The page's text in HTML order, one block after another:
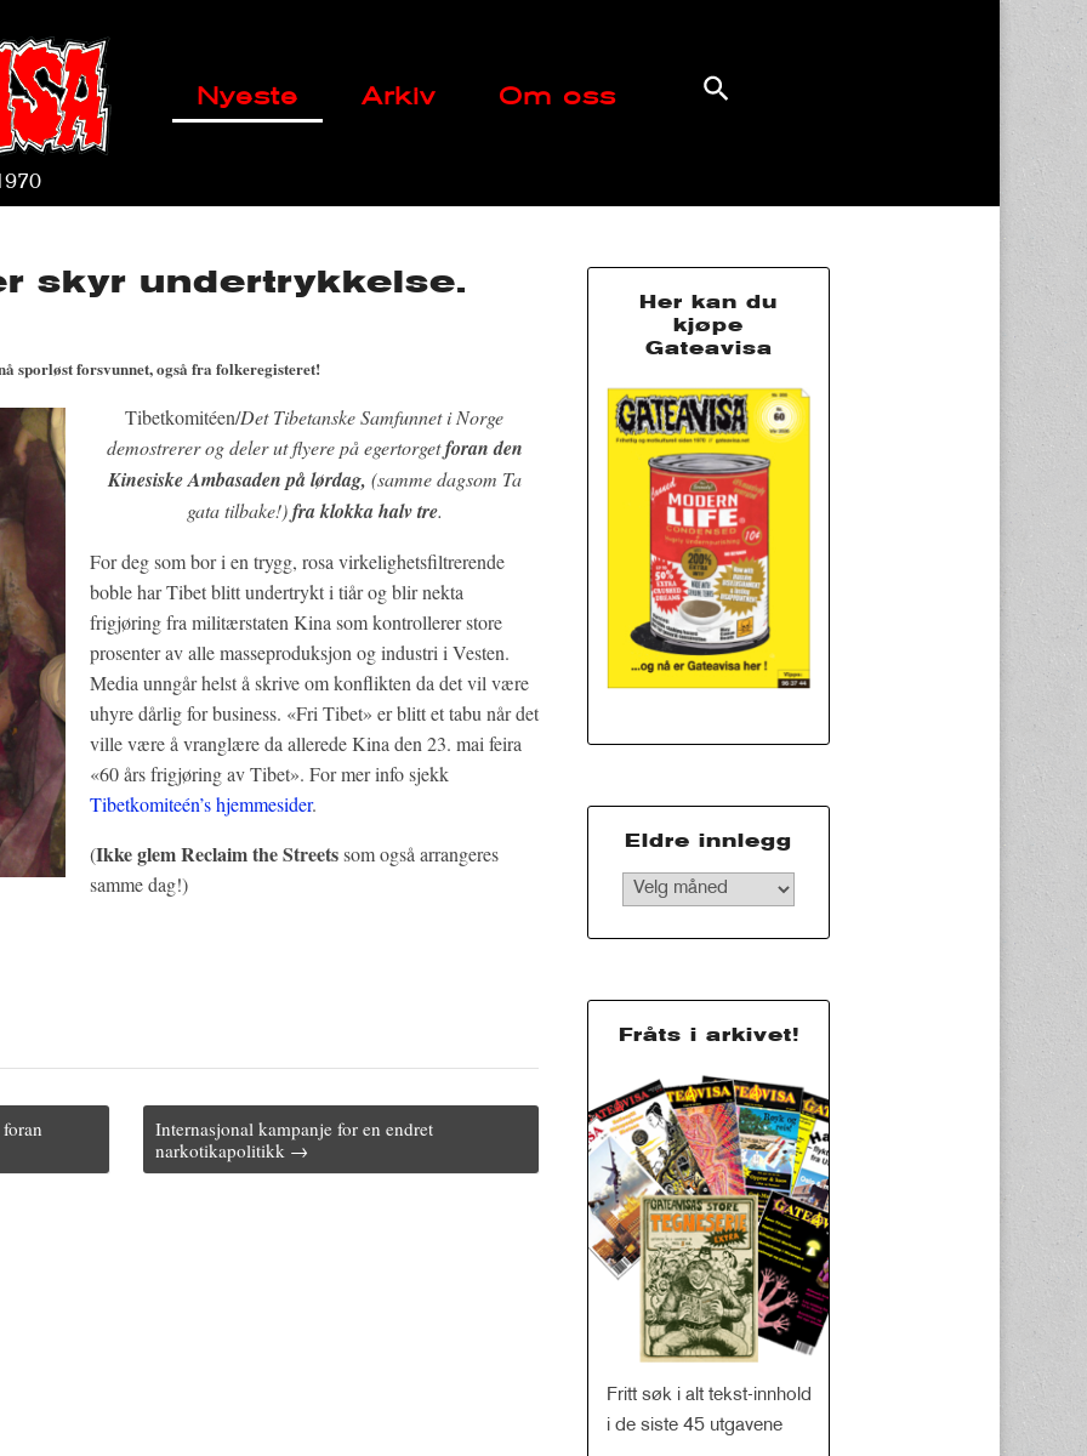
Main
menu
Skip
Nyeste Arkiv Om oss
skyr undertrykkelse.
sporløst forsvunnet, også fra folkeregisteret!
Tibetkomitéen/Det Tibetanske Samfunnet i Norge
demostrerer og deler ut flyere på egertorgetforan den
Kinesiske Ambasaden på lørdag, (samme dagsom Ta
gata tilbake!)fra klokka halv tre.
For deg som bor i en trygg, rosa virkelighetsfiltrerende
boble har Tibet blitt undertrykt i tiår og blir nekta
frigjøring fra militærstaten Kina som kontrollerer store
prosenter av alle masseproduksjon og industri i Vesten.
Media unngår helst å skrive om konflikten da det vil være
uhyre dårlig for business. «Fri Tibet» er blitt et tabu når det
ville være å vranglære da allerede Kina den 23. mai feira
«60 års frigjøring av Tibet». For mer info sjekk
Tibetkomiteén’s hjemmesider.
(Ikke glem Reclaim the Streetssom også arrangeres
samme dag!)
Internasjonal kampanje for en endret
narkotikapolitikk →
Her kan du
kjøpe
Gateavisa
Eldre innlegg
Eldre
innlegg
Fråts i arkivet!
Fritt søk i alt tekst-innhold
i de siste 45 utgavene